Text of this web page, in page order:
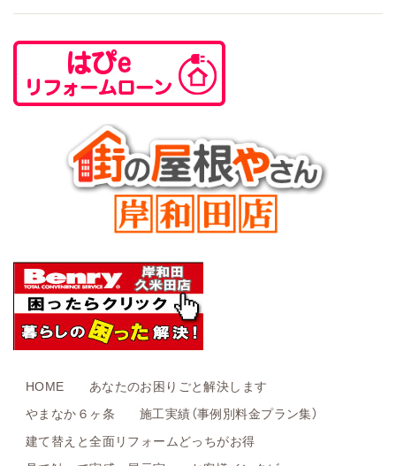
HOME
あなたのお困りごと解決します
やまなか６ヶ条
施工実績（事例別料金プラン集）
建て替えと全面リフォームどっちがお得